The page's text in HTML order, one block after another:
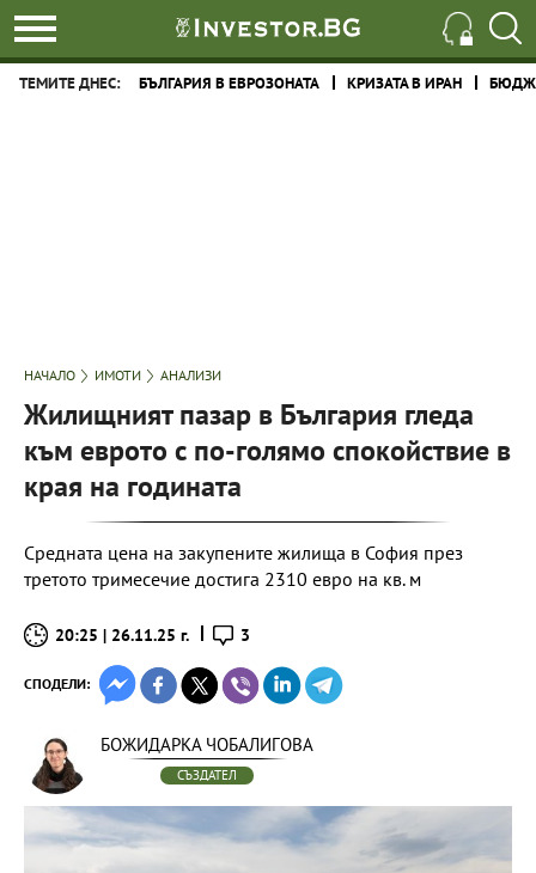
ТЕМИТЕ ДНЕС: БЪЛГАРИЯ В ЕВРОЗОНАТА КРИЗАТА В ИРАН
НАЧАЛО ИМОТИ АНАЛИЗИ
Жилищният пазар в България гледа
към еврото с по-голямо спокойствие в
края на годината
Средната цена на закупените жилища в София през
третото тримесечие достига 2310 евро на кв. м
20:25 | 26.11.25 г. 3
СПОДЕЛИ:
БОЖИДАРКА ЧОБАЛИГОВА
СЪЗДАТЕЛ